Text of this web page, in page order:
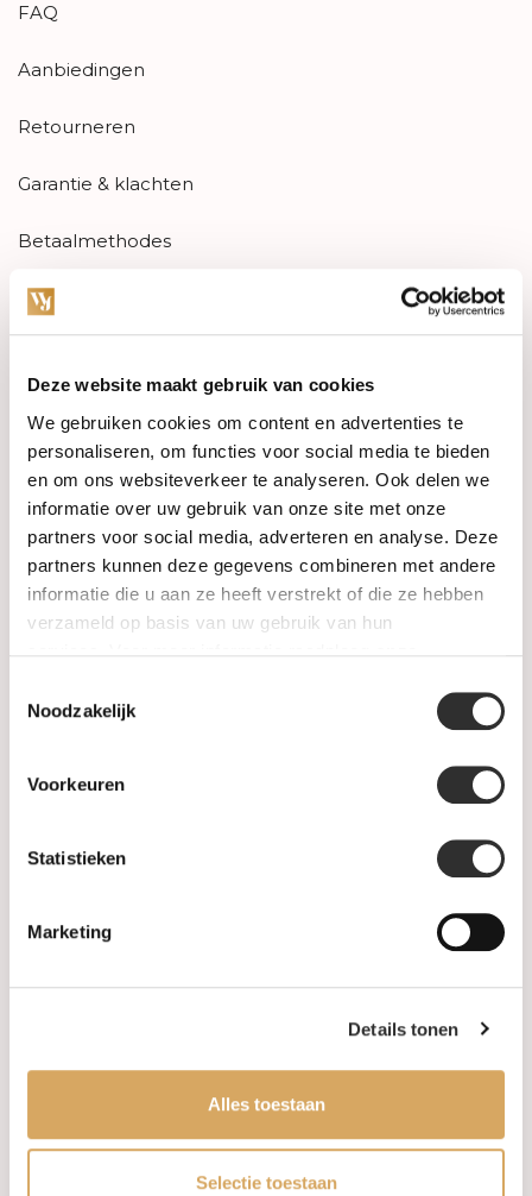
Deze website maakt gebruik van cookies
We gebruiken cookies om content en advertenties te
personaliseren, om functies voor social media te bieden
en om ons websiteverkeer te analyseren. Ook delen we
informatie over uw gebruik van onze site met onze
partners voor social media, adverteren en analyse. Deze
partners kunnen deze gegevens combineren met andere
informatie die u aan ze heeft verstrekt of die ze hebben
verzameld op basis van uw gebruik van hun
Noodzakelijk
Voorkeuren
Statistieken
Marketing
Details tonen
Alles toestaan
Selectie toestaan
FAQ
Aanbiedingen
Retourneren
Garantie & klachten
Betaalmethodes
Sitemap
Categories
Watches
Jewellery
Wedding rings
PRE-OWNED
Maatwerk
Leveringsvoorwaarden